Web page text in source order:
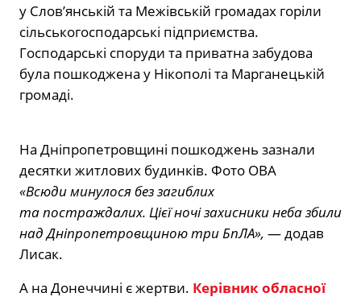
у Слов’янській та Межівській громадах горіли
сільськогосподарські підприємства.
Господарські споруди та приватна забудова
була пошкоджена у Нікополі та Марганецькій
громаді.
На Дніпропетровщині пошкоджень зазнали
десятки житлових будинків. Фото ОВА
«Всюди минулося без загиблих
та постраждалих. Цієї ночі захисники неба збили
над Дніпропетровщиною три БпЛА», — додав
Лисак.
А на Донеччині є жертви. Керівник обласної